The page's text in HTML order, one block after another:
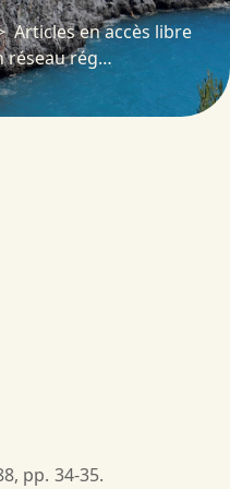
Articles en accès libre
D’un espace naturel... à un réseau régional d’espaces naturels
pp. 34-35.